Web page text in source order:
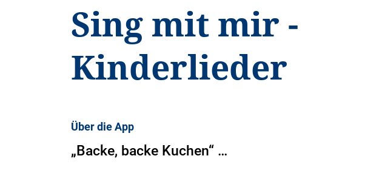
Sing mit mir -
Kinderlieder
Über die App
„Backe, backe Kuchen“ …